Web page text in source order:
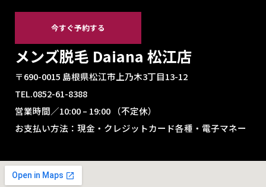
今すぐ予約する
メンズ脱毛 Daiana 松江店
〒690-0015 島根県松江市上乃木3丁目13-12
TEL.0852-61-8388
営業時間／10:00 – 19:00 （不定休）
お支払い方法：現金・クレジットカード各種・電子マネー